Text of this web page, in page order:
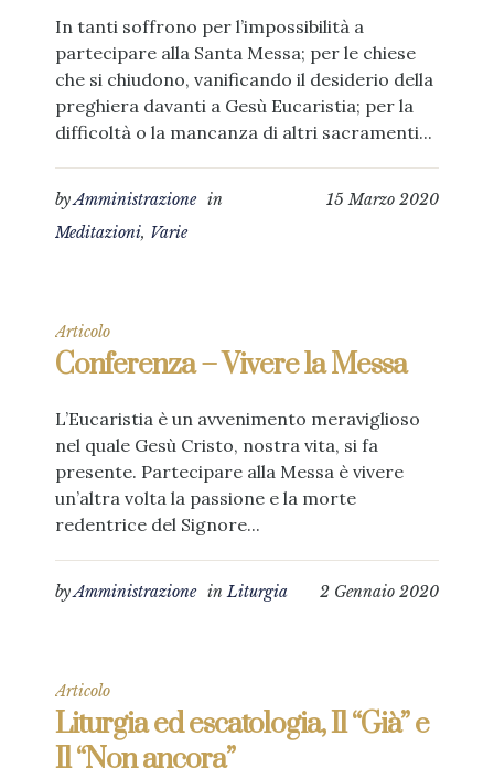
In tanti soffrono per l’impossibilità a
partecipare alla Santa Messa; per le chiese
che si chiudono, vanificando il desiderio della
preghiera davanti a Gesù Eucaristia; per la
difficoltà o la mancanza di altri sacramenti...
15 Marzo 2020
byAmministrazione in
Meditazioni, Varie
Articolo
Conferenza – Vivere la Messa
L’Eucaristia è un avvenimento meraviglioso
nel quale Gesù Cristo, nostra vita, si fa
presente. Partecipare alla Messa è vivere
un’altra volta la passione e la morte
redentrice del Signore...
2 Gennaio 2020
byAmministrazione inLiturgia
Articolo
Liturgia ed escatologia, Il “Già” e
Il “Non ancora”